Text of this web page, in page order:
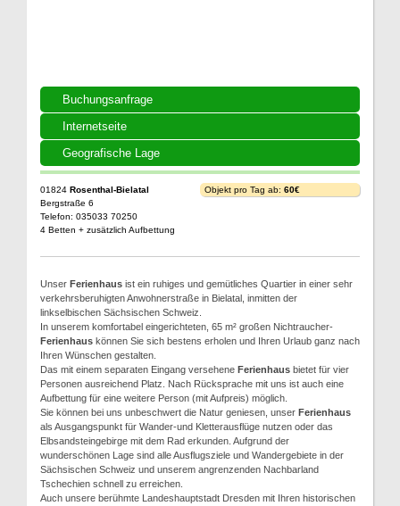
Buchungsanfrage
Internetseite
Geografische Lage
01824 Rosenthal-Bielatal
Bergstraße 6
Telefon: 035033 70250
4 Betten + zusätzlich Aufbettung
Objekt pro Tag ab: 60€
Unser Ferienhaus ist ein ruhiges und gemütliches Quartier in einer sehr
verkehrsberuhigten Anwohnerstraße in Bielatal, inmitten der
linkselbischen Sächsischen Schweiz.
In unserem komfortabel eingerichteten, 65 m² großen Nichtraucher-
Ferienhaus können Sie sich bestens erholen und Ihren Urlaub ganz nach
Ihren Wünschen gestalten.
Das mit einem separaten Eingang versehene Ferienhaus bietet für vier
Personen ausreichend Platz. Nach Rücksprache mit uns ist auch eine
Aufbettung für eine weitere Person (mit Aufpreis) möglich.
Sie können bei uns unbeschwert die Natur geniesen, unser Ferienhaus
als Ausgangspunkt für Wander-und Kletterausflüge nutzen oder das
Elbsandsteingebirge mit dem Rad erkunden. Aufgrund der
wunderschönen Lage sind alle Ausflugsziele und Wandergebiete in der
Sächsischen Schweiz und unserem angrenzenden Nachbarland
Tschechien schnell zu erreichen.
Auch unsere berühmte Landeshauptstadt Dresden mit Ihren historischen